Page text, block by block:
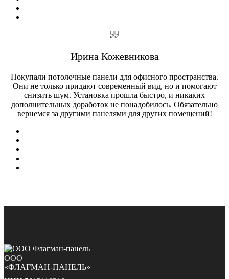
Ирина Кожевникова
Покупали потолочные панели для офисного пространства.
Они не только придают современный вид, но и помогают
снизить шум. Установка прошла быстро, и никаких
дополнительных доработок не понадобилось. Обязательно
вернемся за другими панелями для других помещений!
ООО
«ФЛАГМАН-ПАНЕЛЬ»